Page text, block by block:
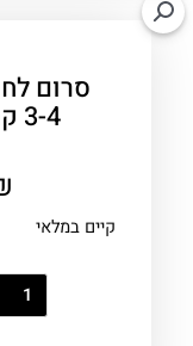
סרום
3-4 קרסטס KERASTASE
קיים במלאי